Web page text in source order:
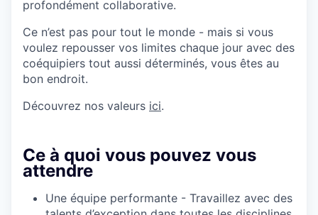
profondément collaborative.
Ce n’est pas pour tout le monde - mais si vous
voulez repousser vos limites chaque jour avec des
coéquipiers tout aussi déterminés, vous êtes au
bon endroit.
Découvrez nos valeurs ici.
Ce à quoi vous pouvez vous
attendre
Une équipe performante - Travaillez avec des